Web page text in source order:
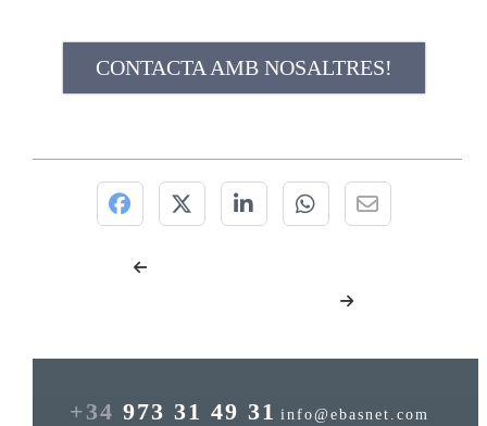
CONTACTA AMB NOSALTRES!
+34 973 31 49 31 info@ebasnet.com